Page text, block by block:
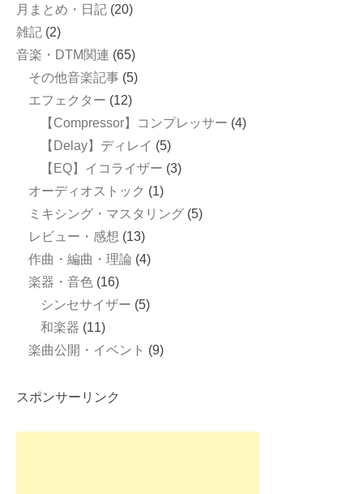
月まとめ・日記 (20)
雑記 (2)
音楽・DTM関連 (65)
その他音楽記事 (5)
エフェクター (12)
【Compressor】コンプレッサー (4)
【Delay】ディレイ (5)
【EQ】イコライザー (3)
オーディオストック (1)
ミキシング・マスタリング (5)
レビュー・感想 (13)
作曲・編曲・理論 (4)
楽器・音色 (16)
シンセサイザー (5)
和楽器 (11)
楽曲公開・イベント (9)
スポンサーリンク